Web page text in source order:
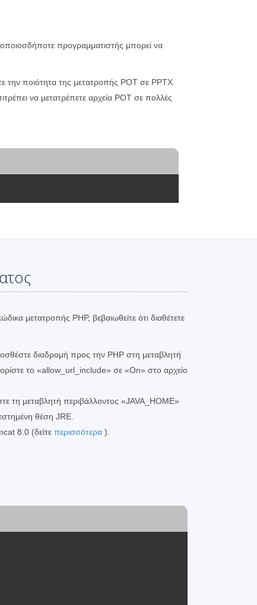
οποιοσδήποτε προγραμματιστής μπορεί να
την ποιότητα της μετατροπής POT σε PPTX
να μετατρέπετε αρχεία POT σε πολλές
μετατροπής PHP, βεβαιωθείτε ότι διαθέτετε
διαδρομή προς την PHP στη μεταβλητή
το «allow_url_include» σε «On» στο αρχείο
τη μεταβλητή περιβάλλοντος «JAVA_HOME»
θέση JRE.
8.0 (δείτε περισσότερα ).